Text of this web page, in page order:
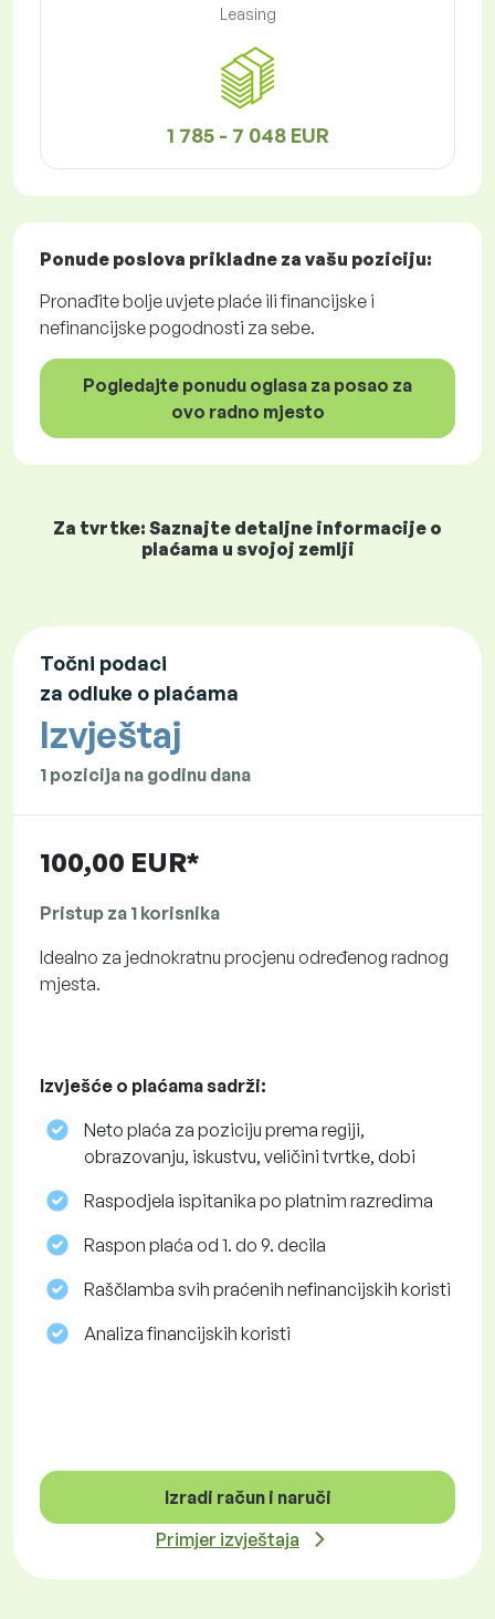
Leasing
1 785 - 7 048 EUR
Ponude poslova prikladne za vašu poziciju:
Pronađite bolje uvjete plaće ili financijske i
nefinancijske pogodnosti za sebe.
Pogledajte ponudu oglasa za posao za
ovo radno mjesto
Za tvrtke: Saznajte detaljne informacije o
plaćama u svojoj zemlji
Točni podaci
za odluke o plaćama
Izvještaj
1 pozicija na godinu dana
100,00 EUR*
Pristup za 1 korisnika
Idealno za jednokratnu procjenu određenog radnog
mjesta.
Izvješće o plaćama sadrži:
Neto plaća za poziciju prema regiji,
obrazovanju, iskustvu, veličini tvrtke, dobi
Raspodjela ispitanika po platnim razredima
Raspon plaća od 1. do 9. decila
Raščlamba svih praćenih nefinancijskih koristi
Analiza financijskih koristi
Izradi račun i naruči
Primjer izvještaja